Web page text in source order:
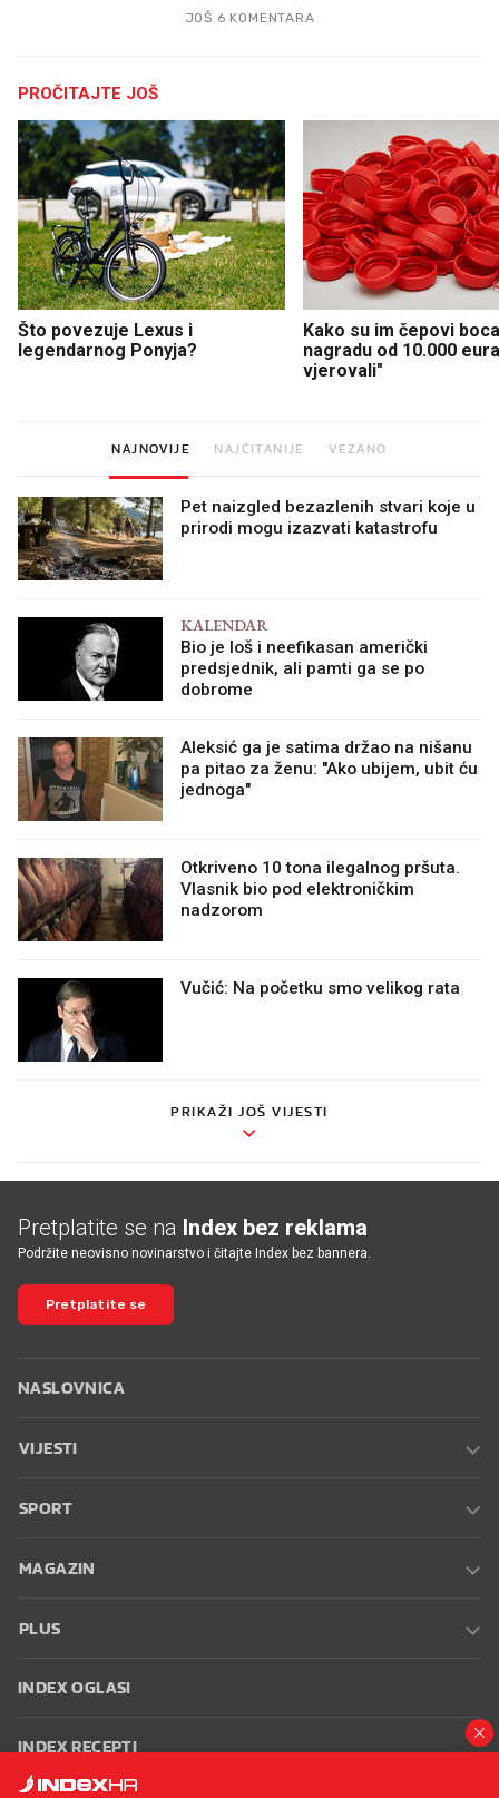
JOŠ 6 KOMENTARA
PROČITAJTE JOŠ
Što povezuje Lexus i
legendarnog Ponyja?
Kako su im čepovi
nagradu od 10.000
vjerovali"
NAJNOVIJE NAJČITANIJE VEZANO
Pet naizgled bezazlenih stvari koje u
prirodi mogu izazvati katastrofu
KALENDAR
Bio je loš i neefikasan američki
predsjednik, ali pamti ga se po
dobrome
Aleksić ga je satima držao na nišanu
pa pitao za ženu: "Ako ubijem, ubit ću
jednoga"
Otkriveno 10 tona ilegalnog pršuta.
Vlasnik bio pod elektroničkim
nadzorom
Vučić: Na početku smo velikog rata
PRIKAŽI JOŠ VIJESTI
Pretplatite se na Index bez reklama
Podržite neovisno novinarstvo i čitajte Index bez bannera.
Pretplatite se
NASLOVNICA
VIJESTI
SPORT
MAGAZIN
PLUS
INDEX OGLASI
INDEX RECEPTI